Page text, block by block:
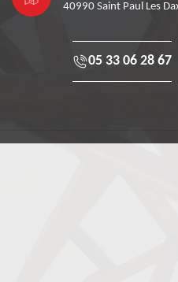
40990 Saint Paul Les
05 33 06 28 67